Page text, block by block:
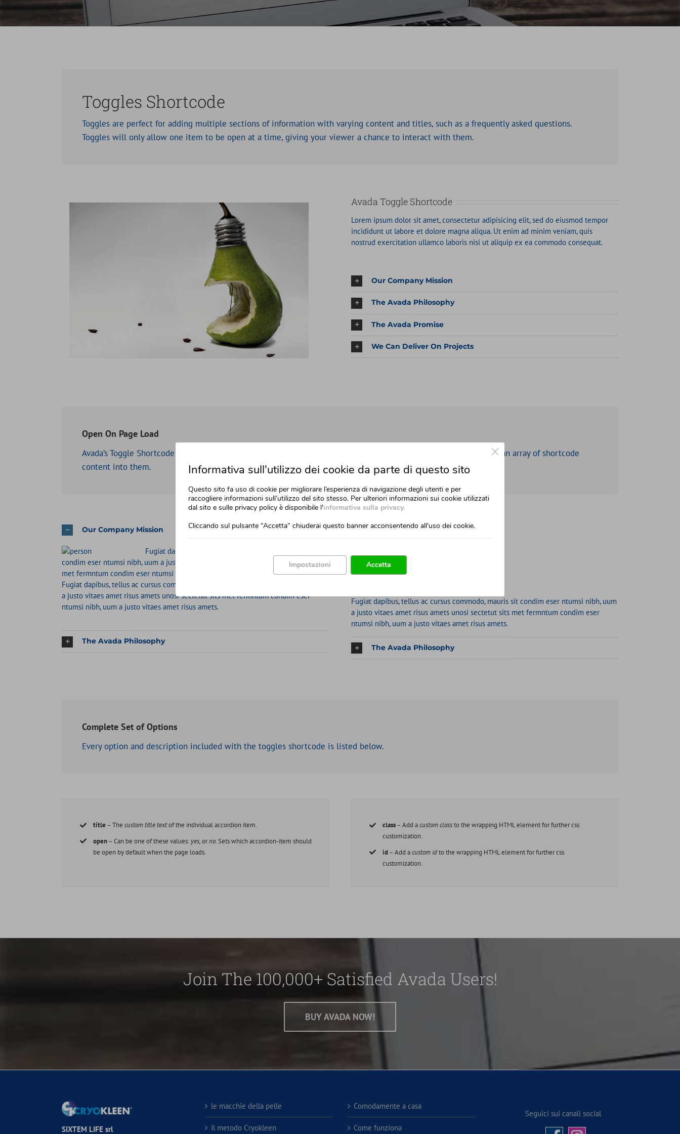
Toggles Shortcode
Toggles are perfect for adding multiple sections of information with varying content and titles, such as a frequently asked questions.
Toggles will only allow one item to be open at a time, giving your viewer a chance to interact with them.
Avada Toggle Shortcode
Lorem ipsum dolor sit amet, consectetur adipisicing elit, sed do eiusmod tempor
incididunt ut labore et dolore magna aliqua. Ut enim ad minim veniam, quis
nostrud exercitation ullamco laboris nisi ut aliquip ex ea commodo consequat.
Our Company Mission
The Avada Philosophy
The Avada Promise
We Can Deliver On Projects
Open On Page Load
Avada’s Toggle Shortcode allows you to set a toggle or multiple toggles to open when the page loads, and insert an array of shortcode
content into them.
Our Company Mission
Fugiat dapibus, tellus ac cursus commodo, mauris sit
condim eser ntumsi nibh, uum a justo vitaes amet risus amets unosi sectetut sits
met fermntum condim eser ntumsi nibh, uum a justo vitaes amet risus amets.
Fugiat dapibus, tellus ac cursus commodo, mauris sit condim eser ntumsi nibh, uum
a justo vitaes amet risus amets unosi sectetut sits met fermntum condim eser
ntumsi nibh, uum a justo vitaes amet risus amets.
The Avada Philosophy
Our Company Mission
Lorem ipsum dolor sit amet
Lorem ipsum dolor sit amet
Fugiat dapibus, tellus ac cursus commodo, mauris sit condim eser ntumsi nibh, uum
a justo vitaes amet risus amets unosi sectetut sits met fermntum condim eser
ntumsi nibh, uum a justo vitaes amet risus amets.
The Avada Philosophy
Complete Set of Options
Every option and description included with the toggles shortcode is listed below.
title – Thecustom title textof the individual accordion item.
open– Can be one of these values: yes,orno. Sets which accordion-item should
be open by default when the page loads.
class– Add acustom classto the wrapping HTML element for further css
customization.
id– Add acustom idto the wrapping HTML element for further css
customization.
Join The 100,000+ Satisfied Avada Users!
BUY AVADA NOW!
SIXTEM LIFE srl
le macchie della pelle
Il metodo Cryokleen
Comodamente a casa
Come funziona
Seguici sui canali social
Informativa sull'utilizzo dei cookie da parte di questo sito
Questo sito fa uso di cookie per migliorare l’esperienza di navigazione degli utenti e per
raccogliere informazioni sull’utilizzo del sito stesso. Per ulteriori informazioni sui cookie utilizzati
dal sito e sulle privacy policy è disponibile l'informativa sulla privacy.
Cliccando sul pulsante “Accetta” chiuderai questo banner acconsentendo all'uso dei cookie.
Close GDPR Cookie Banner
Accetta
Impostazioni